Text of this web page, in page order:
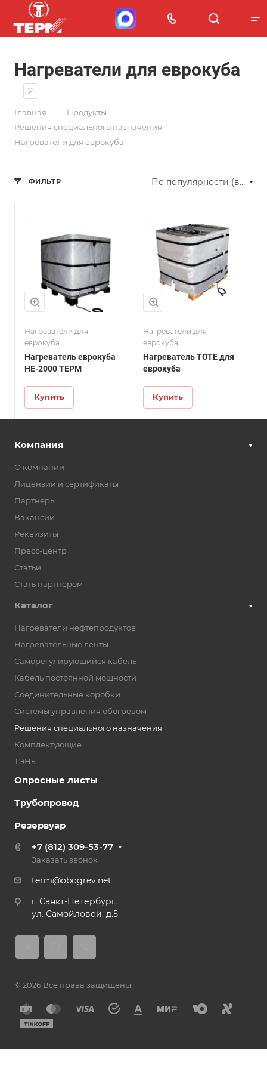
Нагреватели для еврокуба
2
Главная — Продукты —
Решения специального назначения —
Нагреватели для еврокуба
ФИЛЬТР По популярности (возрастание)
Нагреватели для
еврокуба
Нагреватель еврокуба
НЕ-2000 ТЕРМ
Купить
питания
120В/240В
Мощность
120В - 1440Вт,
220В - 2880Вт
Температура
Степень защиты от
влаги
IP54
Способ крепления
Регулируемые
ремни с
пряжками
см. информацию
производителя
1 год
Нагреватели для
еврокуба
Нагреватель TOTE для
еврокуба
Купить
Компания
О компании
Лицензии и сертификаты
Партнеры
Вакансии
Реквизиты
Пресс-центр
Статьи
Стать партнером
Каталог
Нагреватели нефтепродуктов
Нагревательные ленты
Саморегулирующийся кабель
Кабель постоянной мощности
Соединительные коробки
Системы управления обогревом
Решения специального назначения
Комплектующие
ТЭНы
Опросные листы
Трубопровод
Резервуар
+7 (812) 309-53-77
Заказать звонок
term@obogrev.net
г. Санкт-Петербург,
ул. Самойловой, д.5
© 2026 Все права защищены.